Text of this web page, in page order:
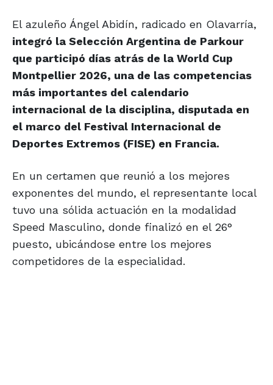
El azuleño Ángel Abidín, radicado en Olavarría,
integró la Selección Argentina de Parkour
que participó días atrás de la World Cup
Montpellier 2026, una de las competencias
más importantes del calendario
internacional de la disciplina, disputada en
el marco del Festival Internacional de
Deportes Extremos (FISE) en Francia.
En un certamen que reunió a los mejores
exponentes del mundo, el representante local
tuvo una sólida actuación en la modalidad
Speed Masculino, donde finalizó en el 26°
puesto, ubicándose entre los mejores
competidores de la especialidad.